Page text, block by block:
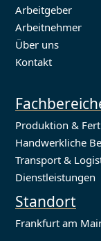
Arbeitgeber
Arbeitnehmer
Über uns
Kontakt
Produktion &
Handwerkliche
Transport &
Dienstleistungen
Standort
Frankfurt am